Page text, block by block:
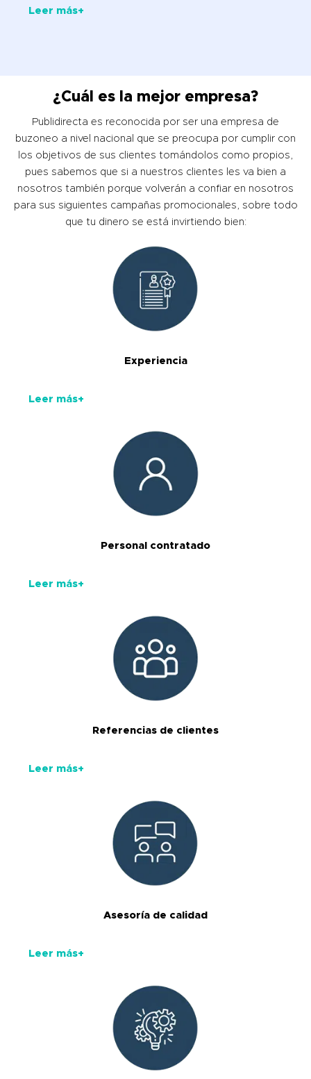
Leer más+
¿Cuál es la mejor empresa?
Publidirecta es reconocida por ser una empresa de
buzoneo a nivel nacional que se preocupa por cumplir con
los objetivos de sus clientes tomándolos como propios,
pues sabemos que si a nuestros clientes les va bien a
nosotros también porque volverán a confiar en nosotros
para sus siguientes campañas promocionales, sobre todo
que tu dinero se está invirtiendo bien:
Experiencia
Leer más+
Personal contratado
Leer más+
Referencias de clientes
Leer más+
Asesoría de calidad
Leer más+